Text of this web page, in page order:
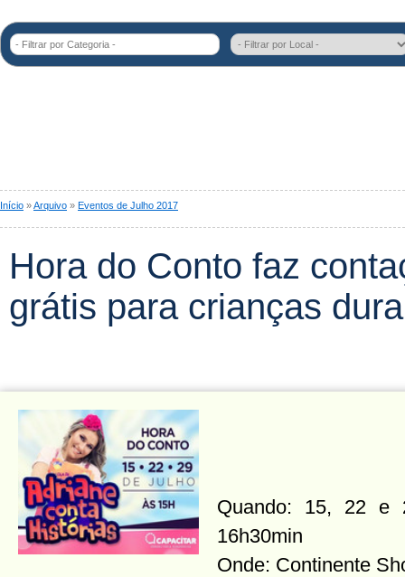
- Filtrar por Categoria -
Início »Arquivo » Eventos de Julho 2017
Hora do Conto faz
grátis para crianças
Quando: 15, 22 e
16h30min
Onde: Continente